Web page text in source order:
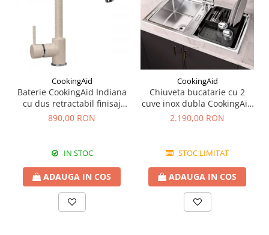
CookingAid
Baterie CookingAid Indiana
cu dus retractabil finisaj
granit Bej Pigmentat /
890,00 RON
IN STOC
ADAUGA IN COS
CookingAid
Chiuveta bucatarie cu 2
cuve inox dubla CookingAid
FUSION 86BB
2.190,00 RON
STOC LIMITAT
ADAUGA IN COS